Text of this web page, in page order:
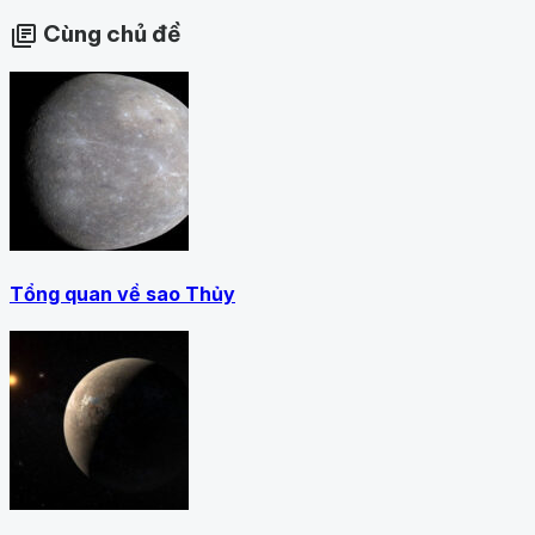
library_books Cùng chủ đề
Tổng quan về sao Thủy